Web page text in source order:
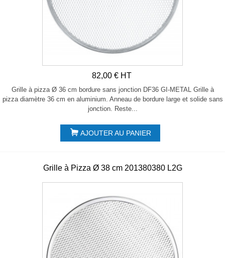
82,00 € HT
Grille à pizza Ø 36 cm bordure sans jonction DF36 GI-METAL Grille à
pizza diamètre 36 cm en aluminium. Anneau de bordure large et solide sans
jonction. Reste...
AJOUTER AU PANIER
Grille à Pizza Ø 38 cm 201380380 L2G